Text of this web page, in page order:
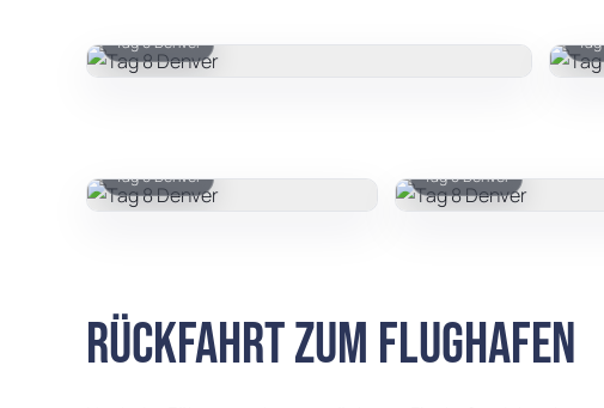
Tag 8 Denver
Tag 8 Denver Tag 8 Denver
Rückfahrt zum Flughafen